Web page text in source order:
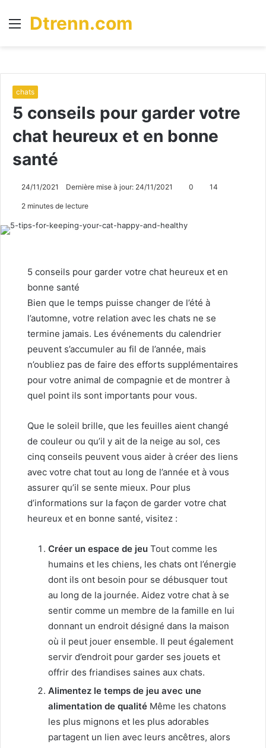
Menu
Dtrenn.com
chats
5 conseils pour garder votre
chat heureux et en bonne
santé
24/11/2021 Dernière mise à jour: 24/11/2021 0 14
2 minutes de lecture
5 conseils pour garder votre chat heureux et en
bonne santé
Bien que le temps puisse changer de l’été à
l’automne, votre relation avec les chats ne se
termine jamais. Les événements du calendrier
peuvent s’accumuler au fil de l’année, mais
n’oubliez pas de faire des efforts supplémentaires
pour votre animal de compagnie et de montrer à
quel point ils sont importants pour vous.
Que le soleil brille, que les feuilles aient changé
de couleur ou qu’il y ait de la neige au sol, ces
cinq conseils peuvent vous aider à créer des liens
avec votre chat tout au long de l’année et à vous
assurer qu’il se sente mieux. Pour plus
d’informations sur la façon de garder votre chat
heureux et en bonne santé, visitez :
Créer un espace de jeu Tout comme les
humains et les chiens, les chats ont l’énergie
dont ils ont besoin pour se débusquer tout
au long de la journée. Aidez votre chat à se
sentir comme un membre de la famille en lui
donnant un endroit désigné dans la maison
où il peut jouer ensemble. Il peut également
servir d’endroit pour garder ses jouets et
offrir des friandises saines aux chats.
Alimentez le temps de jeu avec une
alimentation de qualité Même les chatons
les plus mignons et les plus adorables
partagent un lien avec leurs ancêtres, alors